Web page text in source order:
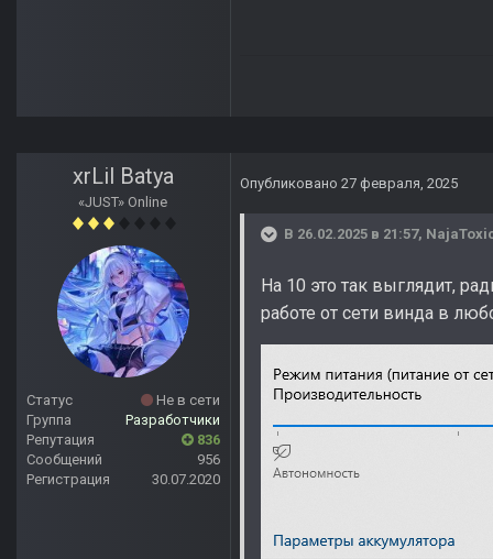
xrLil Batya
«JUST» Online
Статус
Не в сети
Группа
Разработчики
Репутация
836
Сообщений
956
Регистрация
30.07.2020
Опубликовано 27 февраля, 2025
В 26.02.2025 в 21:57,
На 10 это так выглядит,
работе от сети винда в